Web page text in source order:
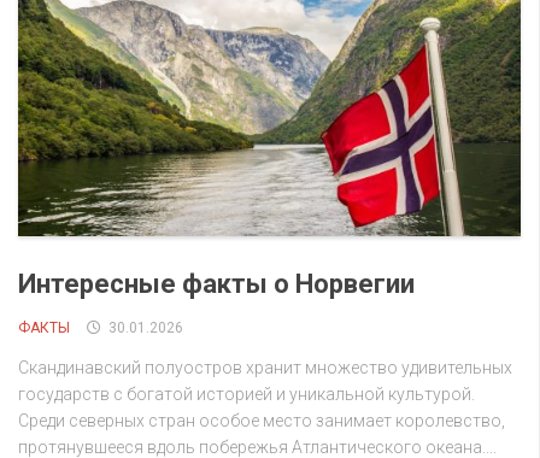
Интересные факты о Норвегии
ФАКТЫ 30.01.2026
Скандинавский полуостров хранит множество удивительных
государств с богатой историей и уникальной культурой.
Среди северных стран особое место занимает королевство,
протянувшееся вдоль побережья Атлантического океана....